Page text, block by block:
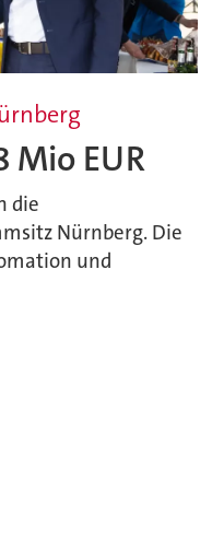
Mio EUR
die
Nürnberg. Die
und